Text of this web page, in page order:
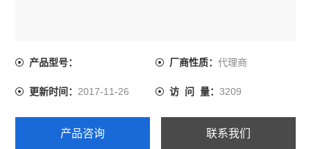
产品型号： 厂商性质： 代理商
更新时间：2017-11-26 访 问 量： 3209
产品咨询 联系我们